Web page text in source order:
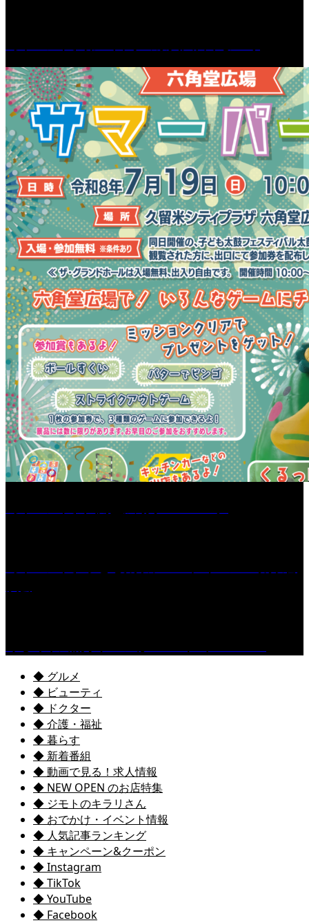
◆ グルメ
◆ ビューティ
◆ ドクター
◆ 介護・福祉
◆ 暮らす
◆ 新着番組
◆ 動画で見る！求人情報
◆ NEW OPEN のお店特集
◆ ジモトのキラリさん
◆ おでかけ・イベント情報
◆ 人気記事ランキング
◆ キャンペーン&クーポン
◆ Instagram
◆ TikTok
◆ YouTube
◆ Facebook